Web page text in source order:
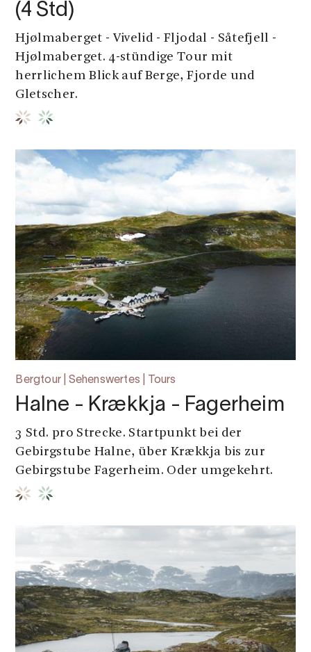
(4 Std)
Hjølmaberget - Vivelid - Fljodal - Såtefjell -
Hjølmaberget. 4-stündige Tour mit
herrlichem Blick auf Berge, Fjorde und
Gletscher.
Bergtour | Sehenswertes | Tours
Halne - Krækkja - Fagerheim
3 Std. pro Strecke. Startpunkt bei der
Gebirgstube Halne, über Krækkja bis zur
Gebirgstube Fagerheim. Oder umgekehrt.